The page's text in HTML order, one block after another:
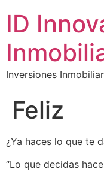
ID
Inversiones
Feliz
¿Ya haces lo que te
“Lo que decidas